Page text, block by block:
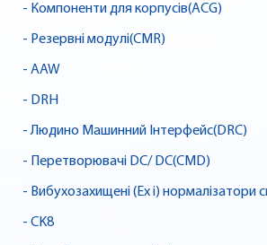
- Компоненти для корпусів(ACG)
- Резервні модулі(CMR)
- AAW
- DRH
- Людино Машинний Інтерфейс(DRC)
- Перетворювачі DC/ DC(CMD)
- Вибухозахищені (Ex i) нормалізатори
- CK8